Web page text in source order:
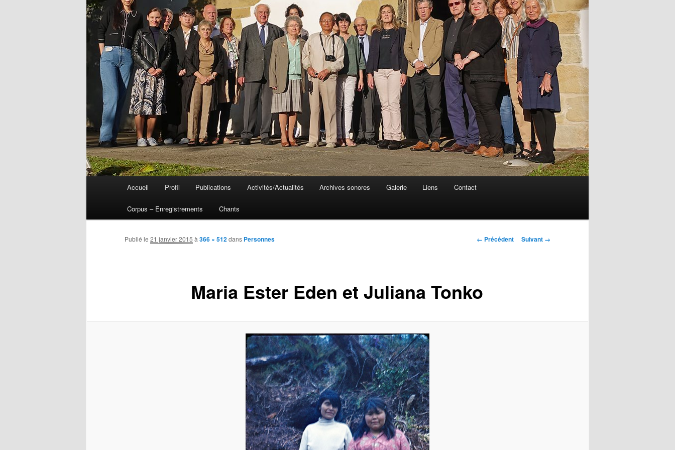
Aller
au
contenu
Accueil Profil Publications Activités/Actualités Archives sonores Galerie Liens Contact
Corpus – Enregistrements Chants
Navigation
← Précédent Suivant →
Maria Ester Eden et Juliana Tonko
Publié le 21 janvier 2015 à366 × 512dans Personnes